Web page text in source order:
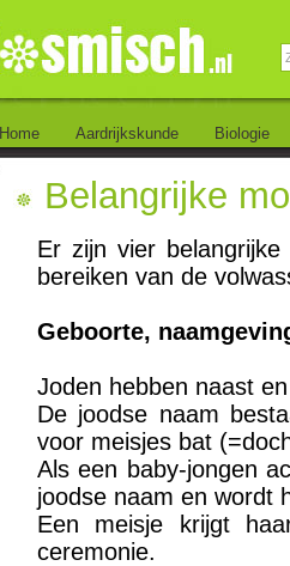
Home Aardrijkskunde Biologie
Belangrijke
Er zijn vier
bereiken van de
Geboorte,
Joden hebben naast
De joodse naam
voor meisjes bat
Als een baby-jongen
joodse naam en wordt
Een meisje krijgt
ceremonie.